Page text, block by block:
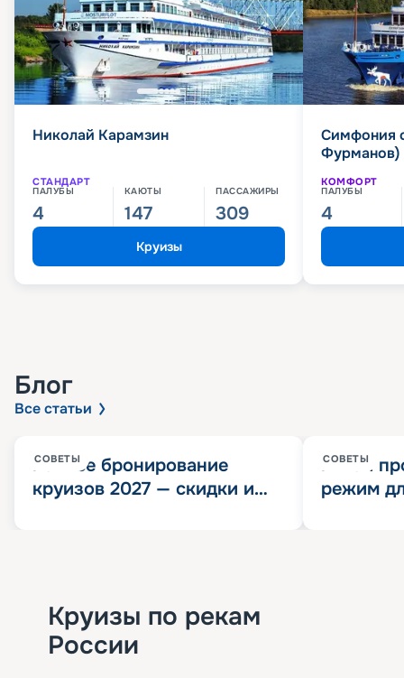
Николай Карамзин
СТАНДАРТ
ПАЛУБЫ
4
КАЮТЫ
147
ПАССАЖИРЫ
309
Круизы
Симфония
Фурманов)
КОМФОРТ
ПАЛУБЫ
4
Блог
Все статьи
СОВЕТЫ
Раннее бронирование
круизов 2027 — скидки и
СОВЕТЫ
Китай
режим
Круизы по рекам
России